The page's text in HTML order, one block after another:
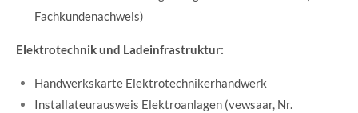
Fachkundenachweis)
Elektrotechnik und Ladeinfrastruktur:
Handwerkskarte Elektrotechnikerhandwerk
Installateurausweis Elektroanlagen (vewsaar, Nr.